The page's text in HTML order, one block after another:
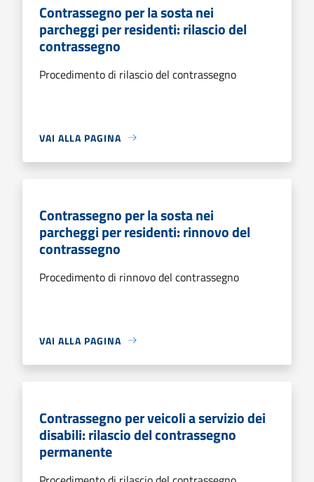
Contrassegno per la sosta nei
parcheggi per residenti: rilascio del
contrassegno
Procedimento di rilascio del contrassegno
VAI ALLA PAGINA
Contrassegno per la sosta nei
parcheggi per residenti: rinnovo del
contrassegno
Procedimento di rinnovo del contrassegno
VAI ALLA PAGINA
Contrassegno per veicoli a servizio dei
disabili: rilascio del contrassegno
permanente